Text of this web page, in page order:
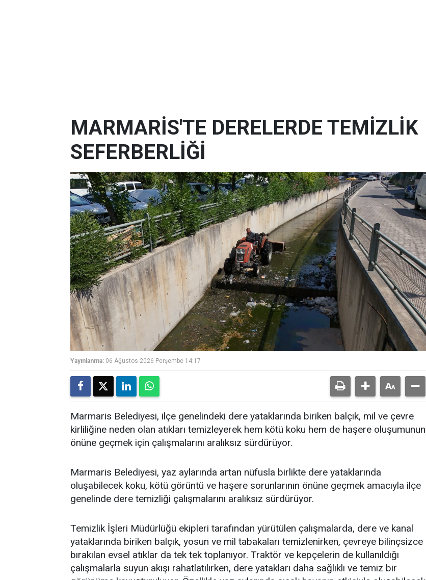
MARMARİS'TE DERELERDE TEMİZLİK
SEFERBERLİĞİ
Yayınlanma: 06 Ağustos 2026 Perşembe 14:17
Marmaris Belediyesi, ilçe genelindeki dere yataklarında biriken balçık, mil ve çevre
kirliliğine neden olan atıkları temizleyerek hem kötü koku hem de haşere oluşumunun
önüne geçmek için çalışmalarını aralıksız sürdürüyor.
Marmaris Belediyesi, yaz aylarında artan nüfusla birlikte dere yataklarında
oluşabilecek koku, kötü görüntü ve haşere sorunlarının önüne geçmek amacıyla ilçe
genelinde dere temizliği çalışmalarını aralıksız sürdürüyor.
Temizlik İşleri Müdürlüğü ekipleri tarafından yürütülen çalışmalarda, dere ve kanal
yataklarında biriken balçık, yosun ve mil tabakaları temizlenirken, çevreye bilinçsizce
bırakılan evsel atıklar da tek tek toplanıyor. Traktör ve kepçelerin de kullanıldığı
çalışmalarla suyun akışı rahatlatılırken, dere yatakları daha sağlıklı ve temiz bir